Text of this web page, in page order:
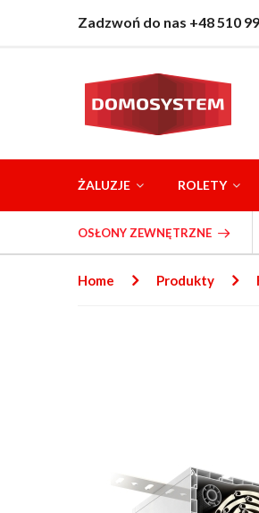
Zadzwoń do nas +48 510
ŻALUZJE ROLETY
OSŁONY ZEWNĘTRZNE
Home Produkty